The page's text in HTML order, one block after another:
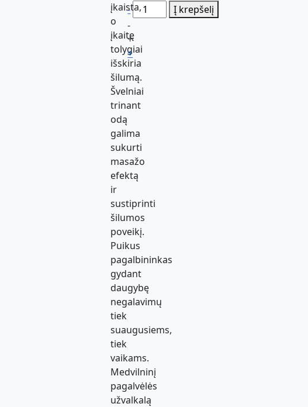
Pasirinkite
kiekį
-
-
+
+
Į krepšelį
įkaista,
o
įkaitę
tolygiai
išskiria
šilumą.
Švelniai
trinant
odą
galima
sukurti
masažo
efektą
ir
sustiprinti
šilumos
poveikį.
Puikus
pagalbininkas
gydant
daugybę
negalavimų
tiek
suaugusiems,
tiek
vaikams.
Medvilninį
pagalvėlės
užvalkalą